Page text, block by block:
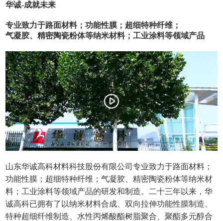
华诚-成就未来
专业致力于路面材料；功能性膜；超细特种纤维；
气凝胶、精密陶瓷粉体等纳米材料；工业涂料等领域产品
山东华诚高科材料科技股份有限公司专业致力于路面材料；
功能性膜；超细特种纤维；气凝胶、精密陶瓷粉体等纳米材
料；工业涂料等领域产品的研发和制造。二十三年以来，华
诚高科已拥有了以纳米材料合成、双向拉伸功能性膜制造、
特种超细纤维制造、水性丙烯酸酯树脂聚合、聚酯多元醇合